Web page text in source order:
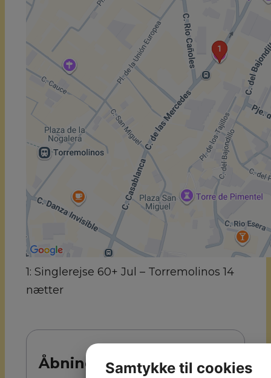
1: Singlerejse 60+ Jul – Torremolinos 14
nætter
ÅbningstiderSamtykke til cookies